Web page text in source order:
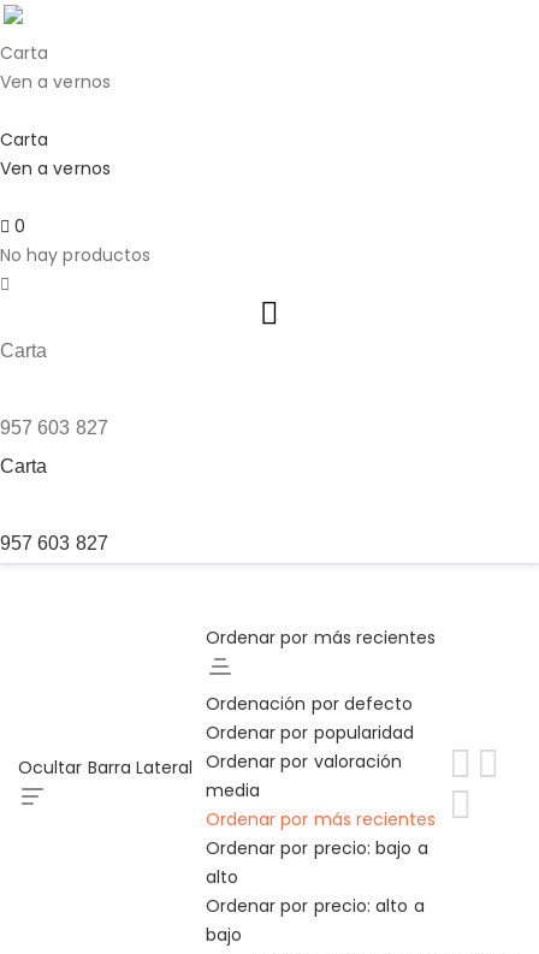
Carta
Ven a vernos
Carta
Ven a vernos
0
Carta
957 603 827
Carta
957 603 827
Ocultar Barra Lateral
Ordenar por más recientes
Ordenación por defecto
Ordenar por popularidad
Ordenar por valoración
media
Ordenar por más recientes
Ordenar por precio: bajo a
alto
Ordenar por precio: alto a
bajo